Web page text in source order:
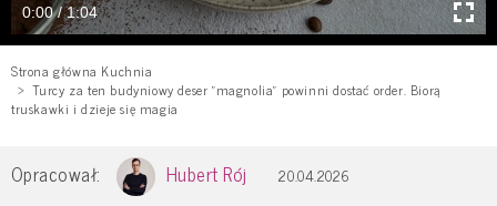
0:00 / 1:04
Strona główna Kuchnia
Turcy za ten budyniowy deser "magnolia" powinni dostać order. Biorą
truskawki i dzieje się magia
Opracował: Hubert Rój 20.04.2026